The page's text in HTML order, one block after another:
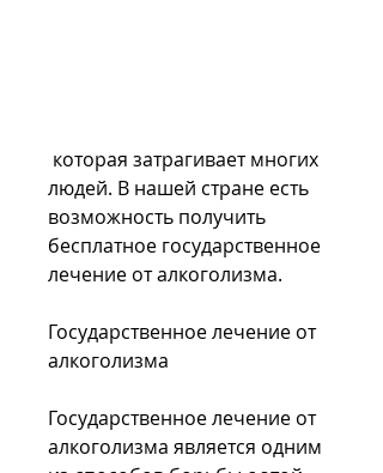
людей. В нашей стране есть
возможность получить
бесплатное государственное
лечение от алкоголизма.
Государственное лечение от
алкоголизма
Государственное лечение от
алкоголизма является одним